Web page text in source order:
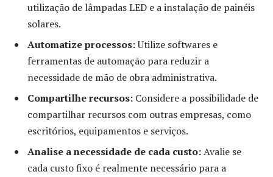
utilização de lâmpadas LED e a instalação de painéis
solares.
Automatize processos:Utilize softwares e
ferramentas de automação para reduzir a
necessidade de mão de obra administrativa.
Compartilhe recursos: Considere a possibilidade de
compartilhar recursos com outras empresas, como
escritórios, equipamentos e serviços.
Analise a necessidade de cada custo:Avalie se
cada custo fixo é realmente necessário para a